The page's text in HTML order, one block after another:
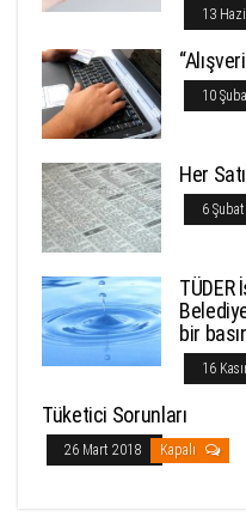
13
10
Her
6
bir
16
Tüketici Sorunları
26 Mart 2018 Kapalı